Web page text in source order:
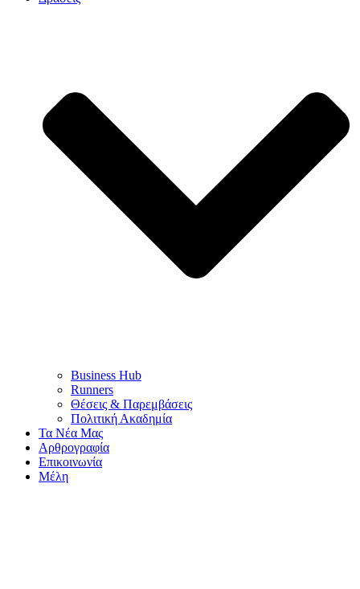
Business Hub
Runners
Θέσεις & Παρεμβάσεις
Πολιτική Ακαδημία
Τα Νέα Μας
Αρθρογραφία
Επικοινωνία
Μέλη